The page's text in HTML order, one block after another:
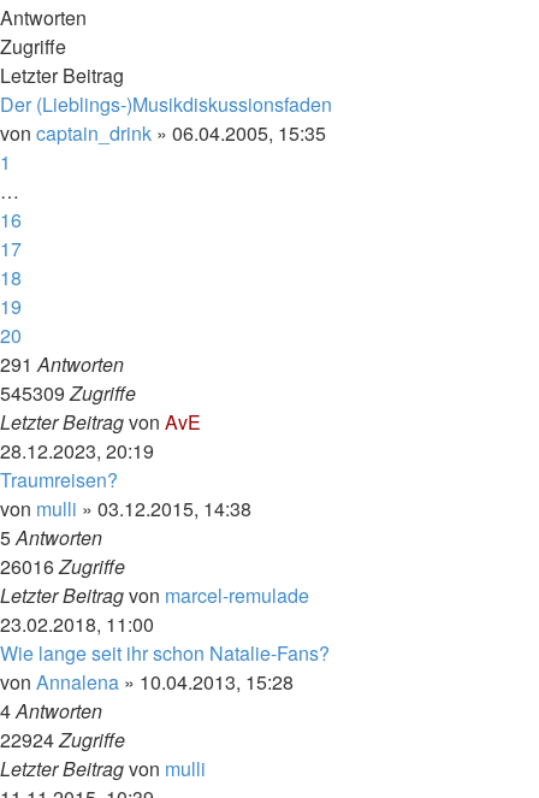
Antworten
Zugriffe
Letzter Beitrag
Der (Lieblings-)Musikdiskussionsfaden
von captain_drink » 06.04.2005, 15:35
1
…
16
17
18
19
20
291Antworten
545309Zugriffe
Letzter Beitragvon AvE
28.12.2023, 20:19
Traumreisen?
von mulli » 03.12.2015, 14:38
5Antworten
26016Zugriffe
Letzter Beitragvon marcel-remulade
23.02.2018, 11:00
Wie lange seit ihr schon Natalie-Fans?
von Annalena » 10.04.2013, 15:28
4Antworten
22924Zugriffe
Letzter Beitragvon mulli